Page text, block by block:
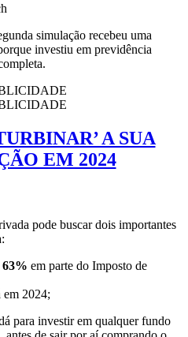
simulação recebeu uma
investiu em previdência
A SUA
EM 2024
pode buscar dois importantes
63% em parte do Imposto de
em 2024;
para investir em qualquer fundo